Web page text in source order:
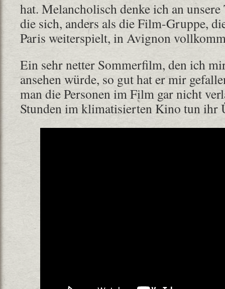
hat. Melancholisch denke ich an
die sich, anders als die Film-Gruppe,
Paris weiterspielt, in Avignon
Ein sehr netter Sommerfilm, den ich
ansehen würde, so gut hat er mir
man die Personen im Film gar nicht
Stunden im klimatisierten Kino tun ihr